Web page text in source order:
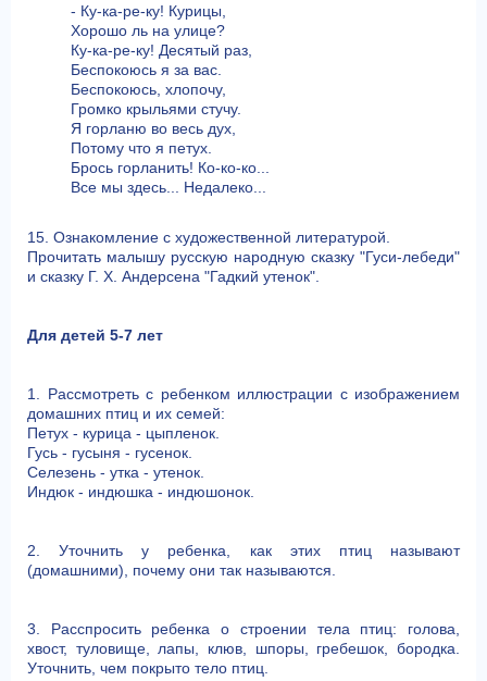
- Ку-ка-ре-ку! Курицы,
Хорошо ль на улице?
Ку-ка-ре-ку! Десятый раз,
Беспокоюсь я за вас.
Беспокоюсь, хлопочу,
Громко крыльями стучу.
Я горланю во весь дух,
Потому что я петух.
Брось горланить! Ко-ко-ко...
Все мы здесь... Недалеко...
15. Ознакомление с художественной литературой.
Прочитать малышу русскую народную сказку "Гуси-лебеди"
и сказку Г. Х. Андерсена "Гадкий утенок".
Для детей 5-7 лет
1. Рассмотреть с ребенком иллюстрации с изображением
домашних птиц и их семей:
Петух - курица - цыпленок.
Гусь - гусыня - гусенок.
Селезень - утка - утенок.
Индюк - индюшка - индюшонок.
2. Уточнить у ребенка, как этих птиц называют
(домашними), почему они так называются.
3. Расспросить ребенка о строении тела птиц: голова,
хвост, туловище, лапы, клюв, шпоры, гребешок, бородка.
Уточнить, чем покрыто тело птиц.